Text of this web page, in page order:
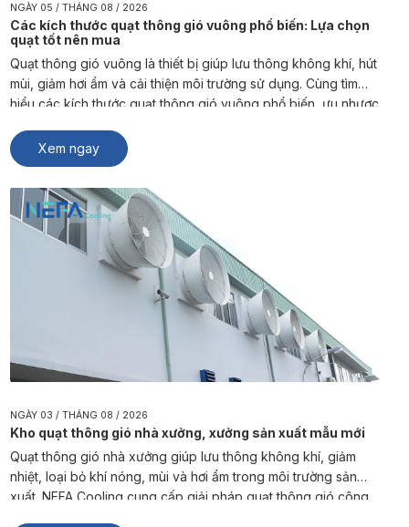
NGÀY 05 / THÁNG 08 / 2026
Các kích thước quạt thông gió vuông phổ biến: Lựa chọn
quạt tốt nên mua
Quạt thông gió vuông là thiết bị giúp lưu thông không khí, hút
mùi, giảm hơi ẩm và cải thiện môi trường sử dụng. Cùng tìm
hiểu các kích thước quạt thông gió vuông phổ biến, ưu nhược
Quạt thông gió vuông là […]
Xem ngay
NGÀY 03 / THÁNG 08 / 2026
Kho quạt thông gió nhà xưởng, xưởng sản xuất mẫu mới
Quạt thông gió nhà xưởng giúp lưu thông không khí, giảm
nhiệt, loại bỏ khí nóng, mùi và hơi ẩm trong môi trường sản
xuất. NEFA Cooling cung cấp giải pháp quạt thông gió công